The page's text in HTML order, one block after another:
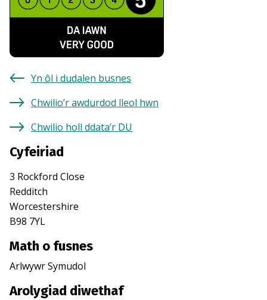
Yn ôl i dudalen busnes
Chwilio’r awdurdod lleol hwn
Chwilio holl ddata’r DU
Cyfeiriad
3 Rockford Close
Redditch
Worcestershire
B98 7YL
Math o fusnes
Arlwywr Symudol
Arolygiad diwethaf